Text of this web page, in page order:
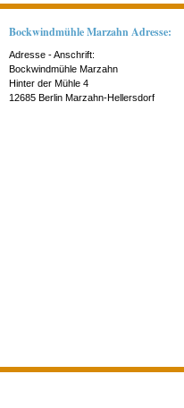
Bockwindmühle Marzahn Adresse:
Adresse - Anschrift:
Bockwindmühle Marzahn
Hinter der Mühle 4
12685 Berlin Marzahn-Hellersdorf